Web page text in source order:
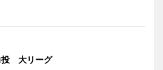
投 大リーグ